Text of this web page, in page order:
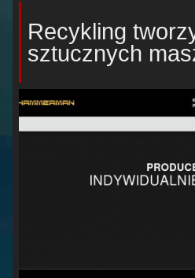
Recykling
sztucznych